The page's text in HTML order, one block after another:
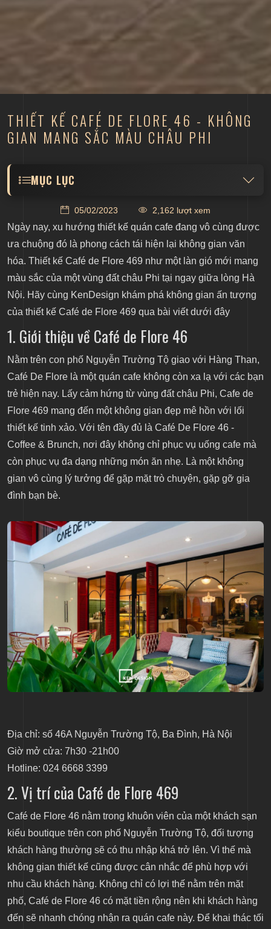
THIẾT KẾ CAFÉ DE FLORE 46 - KHÔNG
GIAN MANG SẮC MÀU CHÂU PHI
MỤC LỤC
2. Vị trí của Café de Flore 469
3. Phong cách thiết kế Morocco
4. Không gian ngoại thất
5. Không gian nội thất
6. Không gian sân vườn cực chill
05/02/2023 2,162 lượt xem
Ngày nay, xu hướng thiết kế quán cafe đang vô cùng được
ưa chuộng đó là phong cách tái hiện lại không gian văn
hóa. Thiết kế Café de Flore 469 như một làn gió mới mang
màu sắc của một vùng đất châu Phi tại ngay giữa lòng Hà
Nội. Hãy cùng KenDesign khám phá không gian ấn tượng
của thiết kế Café de Flore 469 qua bài viết dưới đây
1. Giới thiệu về Café de Flore 46
Nằm trên con phố Nguyễn Trường Tộ giao với Hàng Than,
Café De Flore là một quán cafe không còn xa lạ với các bạn
trẻ hiện nay. Lấy cảm hứng từ vùng đất châu Phi, Cafe de
Flore 469 mang đến một không gian đẹp mê hồn với lối
thiết kế tinh xảo. Với tên đầy đủ là Café De Flore 46 -
Coffee & Brunch, nơi đây không chỉ phục vụ uống cafe mà
còn phục vụ đa dạng những món ăn nhẹ. Là một không
gian vô cùng lý tưởng để gặp mặt trò chuyện, gặp gỡ gia
đình bạn bè.
Địa chỉ: số 46A Nguyễn Trường Tộ, Ba Đình, Hà Nội
Giờ mở cửa: 7h30 -21h00
Hotline: 024 6668 3399
2. Vị trí của Café de Flore 469
Café de Flore 46 nằm trong khuôn viên của một khách sạn
kiểu boutique trên con phố Nguyễn Trường Tộ, đối tượng
khách hàng thường sẽ có thu nhập khá trở lên. Vì thế mà
không gian thiết kế cũng được cân nhắc để phù hợp với
nhu cầu khách hàng. Không chỉ có lợi thế nằm trên mặt
phố, Café de Flore 46 có mặt tiền rộng nên khi khách hàng
đến sẽ nhanh chóng nhận ra quán cafe này. Để khai thác tối